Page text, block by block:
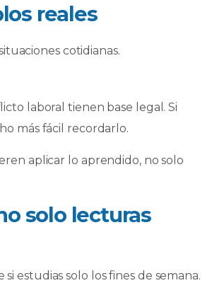
reales
cotidianas.
laboral tienen base legal. Si
más fácil recordarlo.
aplicar lo aprendido, no solo
solo lecturas
estudias solo los fines de semana.